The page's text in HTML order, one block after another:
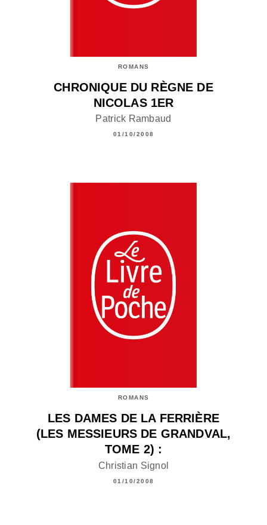
ROMANS
CHRONIQUE DU RÈGNE DE
NICOLAS 1ER
Patrick Rambaud
01/10/2008
ROMANS
LES DAMES DE LA FERRIÈRE
(LES MESSIEURS DE GRANDVAL,
TOME 2) :
Christian Signol
01/10/2008